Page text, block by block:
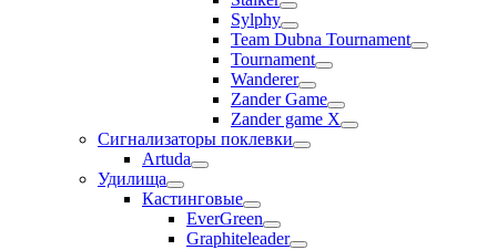
Sylphy
Team Dubna Tournament
Tournament
Wanderer
Zander Game
Zander game X
Сигнализаторы поклевки
Artuda
Удилища
Кастинговые
EverGreen
Graphiteleader